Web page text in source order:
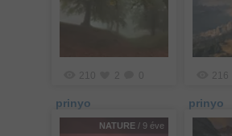
210 2
prinyo
216
prinyo
NATURE / 9 éve